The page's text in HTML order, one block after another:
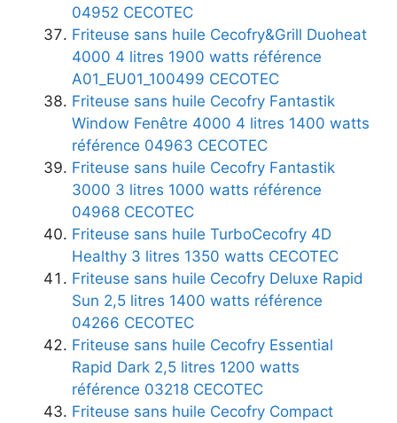
04952 CECOTEC
Friteuse sans huile Cecofry&Grill Duoheat
4000 4 litres 1900 watts référence
A01_EU01_100499 CECOTEC
Friteuse sans huile Cecofry Fantastik
Window Fenêtre 4000 4 litres 1400 watts
référence 04963 CECOTEC
Friteuse sans huile Cecofry Fantastik
3000 3 litres 1000 watts référence
04968 CECOTEC
Friteuse sans huile TurboCecofry 4D
Healthy 3 litres 1350 watts CECOTEC
Friteuse sans huile Cecofry Deluxe Rapid
Sun 2,5 litres 1400 watts référence
04266 CECOTEC
Friteuse sans huile Cecofry Essential
Rapid Dark 2,5 litres 1200 watts
référence 03218 CECOTEC
Friteuse sans huile Cecofry Compact